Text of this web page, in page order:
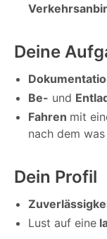
Deine
Be- und
Fahren mit
nach dem
Dein Profil
Lust auf eine